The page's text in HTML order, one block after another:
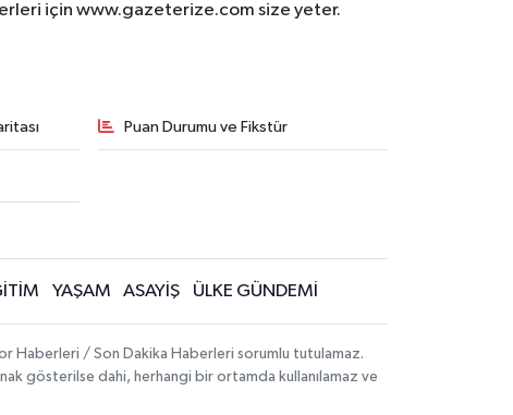
için www.gazeterize.com size yeter.
Puan Durumu ve Fikstür
YAŞAM ASAYİŞ ÜLKE GÜNDEMİ
Haberleri / Son Dakika Haberleri sorumlu tutulamaz.
gösterilse dahi, herhangi bir ortamda kullanılamaz ve